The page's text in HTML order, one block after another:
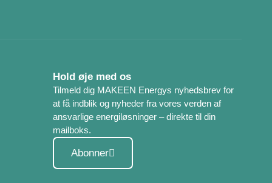
Hold øje med os
Tilmeld dig MAKEEN Energys nyhedsbrev for
at få indblik og nyheder fra vores verden af
ansvarlige energiløsninger – direkte til din
mailboks.
Abonner